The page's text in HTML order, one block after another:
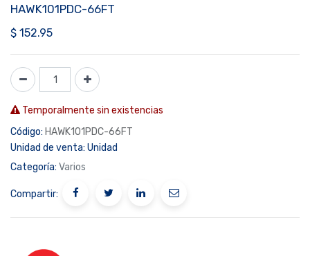
HAWK101PDC-66FT
$ 152.95
Temporalmente sin existencias
Código: HAWK101PDC-66FT
Unidad de venta: Unidad
Categoría: Varios
Compartir: